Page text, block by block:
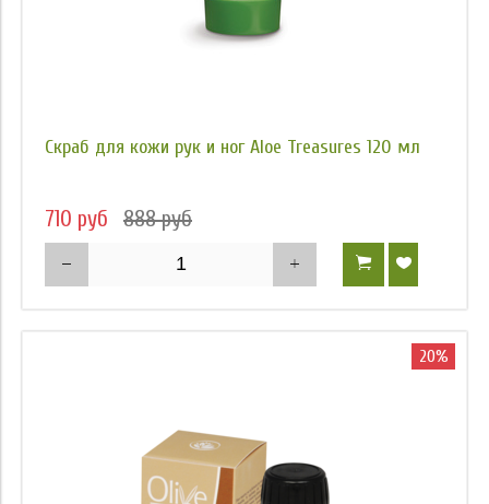
Скраб для кожи рук и ног Aloe Treasures 120 мл
710 руб 888 руб
20%